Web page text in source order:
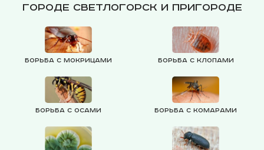
городе Светлогорск и пригороде
Борьба с мокрицами Борьба с клопами
Борьба с осами Борьба с комарами